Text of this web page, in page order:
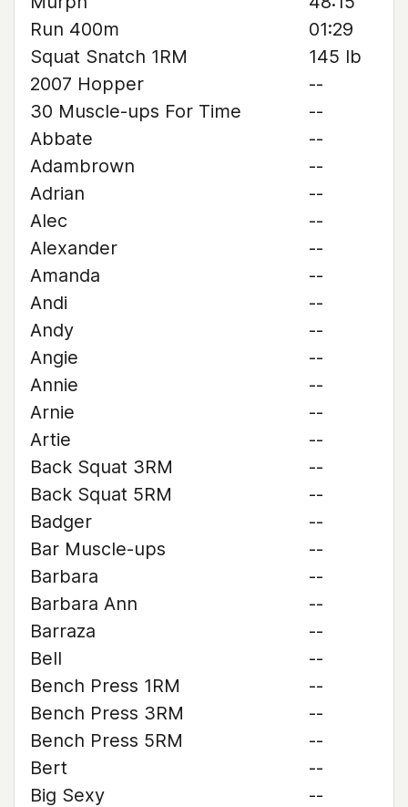
Run 400m
01:29
Squat Snatch 1RM
145 lb
2007 Hopper
--
30 Muscle-ups For Time
--
Abbate
--
Adambrown
--
Adrian
--
Alec
--
Alexander
--
Amanda
--
Andi
--
Andy
--
Angie
--
Annie
--
Arnie
--
Artie
--
Back Squat 3RM
--
Back Squat 5RM
--
Badger
--
Bar Muscle-ups
--
Barbara
--
Barbara Ann
--
Barraza
--
Bell
--
Bench Press 1RM
--
Bench Press 3RM
--
Bench Press 5RM
--
Bert
--
Big Sexy
--